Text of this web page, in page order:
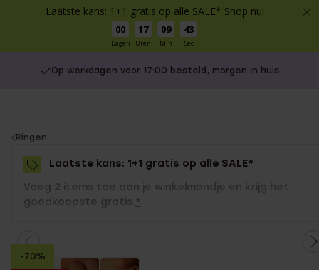
Laatste kans: 1+1 gratis op alle SALE* Shop nu!
00
Dagen
17
Uren
09
Min
43
Sec
Op werkdagen voor 17:00 besteld, morgen in huis
You
are
here:
Ringen
Laatste kans: 1+1 gratis op alle SALE*
Voeg 2 items toe aan je winkelmandje en krijg het
goedkoopste gratis. *
-70%